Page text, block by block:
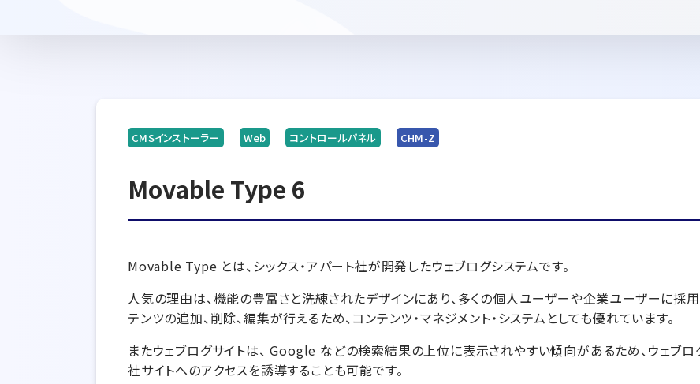
CMSインストーラー Web コントロールパネル CHM-Z
Movable Type 6
Movable Type とは、シックス・アパート社が開発したウェブログシステムです。
人気の理由は、機能の豊富さと洗練されたデザインにあり、多くの個人ユーザーや企業ユーザーに採
テンツの追加、削除、編集が行えるため、コンテンツ・マネジメント・システムとしても優れています。
またウェブログサイトは、 Google などの検索結果の上位に表示されやすい傾向があるため、ウェブロ
社サイトへのアクセスを誘導することも可能です。